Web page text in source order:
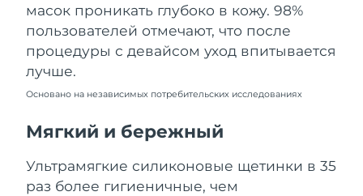
масок проникать глубоко в кожу. 98%
пользователей отмечают, что после
процедуры с девайсом уход впитывается
лучше.
Основано на независимых потребительских исследованиях
Мягкий и бережный
Ультрамягкие силиконовые щетинки в 35
раз более гигиеничные, чем
Реюньон
Ожидаемая дата доставки
Румыния
Россия
Ожидаемая дата доставки
Саудовская Аравия
Ожидаемая дата доставки